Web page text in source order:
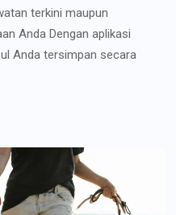
terkini maupun
Anda Dengan aplikasi
Anda tersimpan secara